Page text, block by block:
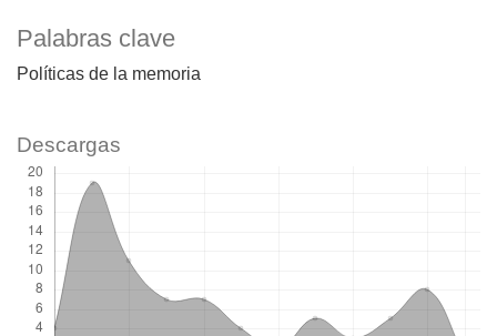
Palabras clave
Políticas de la memoria
Descargas